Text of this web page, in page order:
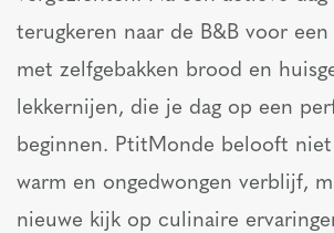
terugkeren naar de B&B voor
met zelfgebakken brood en
lekkernijen, die je dag op een
beginnen. PtitMonde belooft
warm en ongedwongen verblijf,
nieuwe kijk op culinaire